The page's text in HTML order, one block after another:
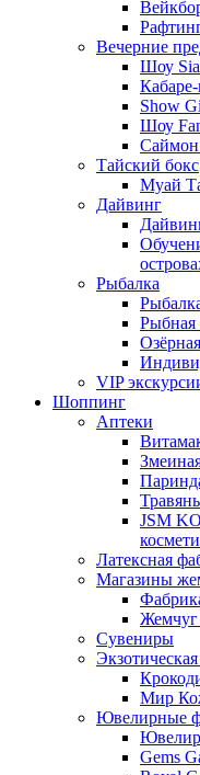
Вечерние
Шоу
Show
Шоу
Саймон
Тайский бокс
Муай
Дайвинг
Рыбалка
Рыбная
VIP
Шоппинг
Аптеки
JSM
Латексная
Магазины
Жемчуг
Сувениры
Мир
Ювелирные
Gems